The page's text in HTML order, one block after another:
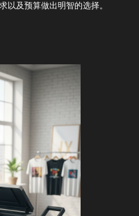
以及预算做出明智的选择。